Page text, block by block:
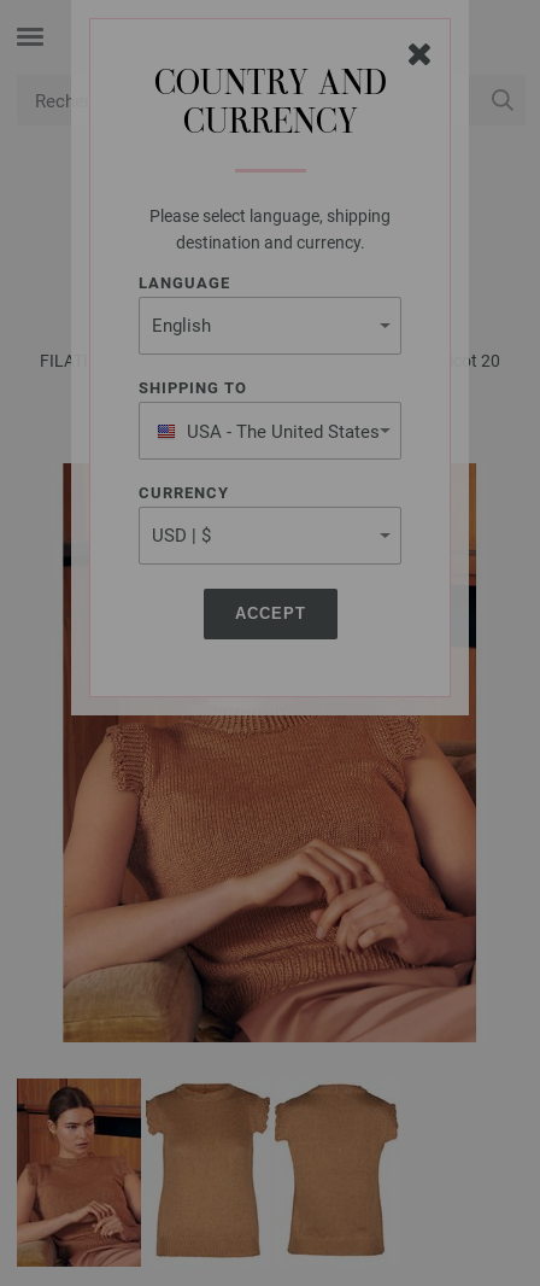
COUNTRY AND
CURRENCY
Please select language, shipping
destination and currency.
LANGUAGE
SHIPPING TO
USA - The United States
of America
CURRENCY
ACCEPT
LANA GROSSA
TOP LINARTE
FILATI No. 61 (Frühjahr/Sommer 2021) | Modèle 14 / Tricot 20
modèle 8